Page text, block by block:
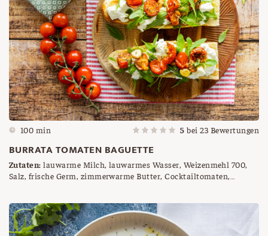
100 min 5 bei23 Bewertungen
BURRATA TOMATEN BAGUETTE
Zutaten: lauwarme Milch, lauwarmes Wasser, Weizenmehl 700,
Salz, frische Germ, zimmerwarme Butter, Cocktailtomaten,